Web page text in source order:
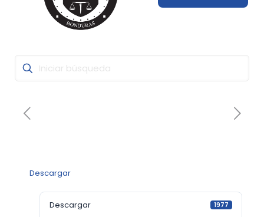
Descargar
Descargar 1977